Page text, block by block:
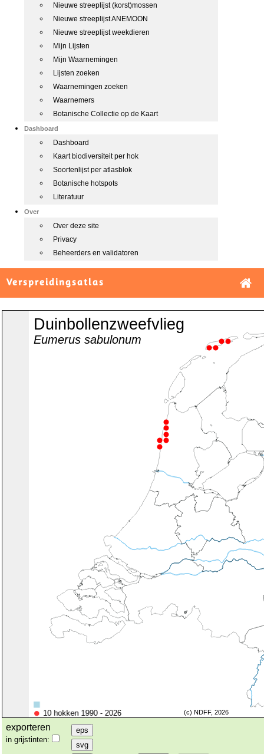
Nieuwe streeplijst (korst)mossen
Nieuwe streeplijst ANEMOON
Nieuwe streeplijst weekdieren
Mijn Lijsten
Mijn Waarnemingen
Lijsten zoeken
Waarnemingen zoeken
Waarnemers
Botanische Collectie op de Kaart
Dashboard
Dashboard
Kaart biodiversiteit per hok
Soortenlijst per atlasblok
Botanische hotspots
Literatuur
Over
Over deze site
Privacy
Beheerders en validatoren
Verspreidingsatlas